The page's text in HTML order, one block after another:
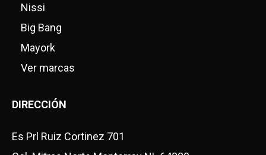
Nissi
Big Bang
Mayork
Ver marcas
DIRECCIÓN
Es Prl Ruiz Cortinez 701